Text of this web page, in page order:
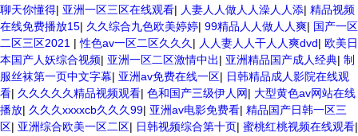
聊天你懂得| 亚洲一区三区在线观看| 人妻人人做人人澡人人添| 精品视频
在线免费播放15| 久久综合九色欧美婷婷| 99精品人人做人人爽| 国产一区
二区三区2021 |性色av一区二区久久久 | 人人妻人人干人人爽dvd| 欧美日
本国产人妖综合视频| 亚洲一区二区激情中出| 亚洲精品国产成人经典| 制
服丝袜第一页中文字幕| 亚洲av免费在线一区| 日韩精品成人影院在线观
看| 久久久久久精品视频观看| 色和国产三级伊人网| 大型黄色av网站在线
播放| 久久久xxxxcb久久久99| 亚洲av电影免费看| 精品国产日韩一区三
区| 亚洲综合欧美一区二区| 日韩视频综合第十页| 蜜桃红桃视频在线观看|